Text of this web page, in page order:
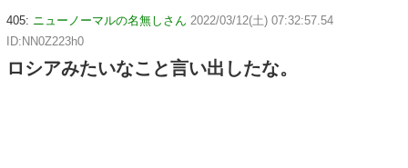
405: ニューノーマルの名無しさん 2022/03/12(土) 07:32:57.54
ID:NN0Z223h0
ロシアみたいなこと言い出したな。